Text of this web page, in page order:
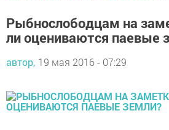
Рыбнослободцам на
ли оцениваются паевые
автор, 19 мая 2016 - 07:29